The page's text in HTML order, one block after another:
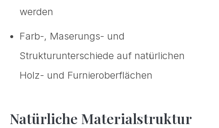
werden
Farb-, Maserungs- und
Strukturunterschiede auf natürlichen
Holz- und Furnieroberflächen
Natürliche Materialstruktur